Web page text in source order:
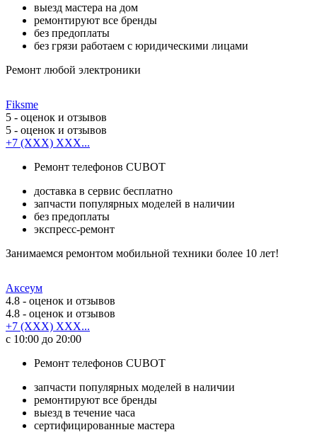
выезд мастера на дом
ремонтируют все бренды
без предоплаты
без грязи работаем с юридическими лицами
Ремонт любой электроники
Fiksme
5 - оценок и отзывов
5 - оценок и отзывов
+7 (XXX) XXX...
Ремонт телефонов CUBOT
доставка в сервис бесплатно
запчасти популярных моделей в наличии
без предоплаты
экспресс-ремонт
Занимаемся ремонтом мобильной техники более 10 лет!
Аксеум
4.8 - оценок и отзывов
4.8 - оценок и отзывов
+7 (XXX) XXX...
с 10:00 до 20:00
Ремонт телефонов CUBOT
запчасти популярных моделей в наличии
ремонтируют все бренды
выезд в течение часа
сертифицированные мастера